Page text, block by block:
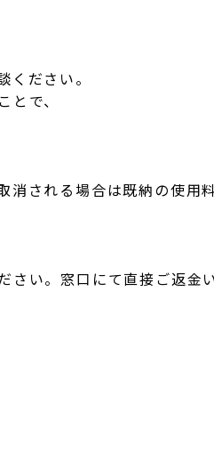
ください。
とで、
される場合は既納の使用
い。窓口にて直接ご返金い